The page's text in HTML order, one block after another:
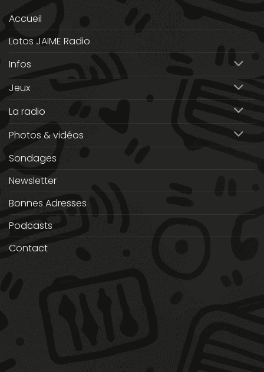
Accueil
Lotos JAIME Radio
Infos
Jeux
La radio
Photos & vidéos
Sondages
Newsletter
Bonnes Adresses
Podcasts
Contact